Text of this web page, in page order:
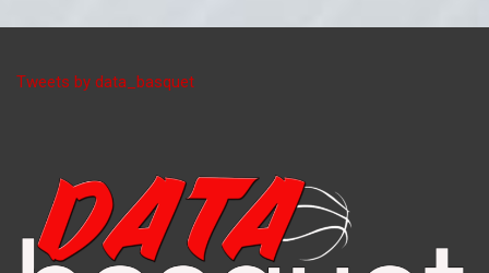
Tweets by data_basquet